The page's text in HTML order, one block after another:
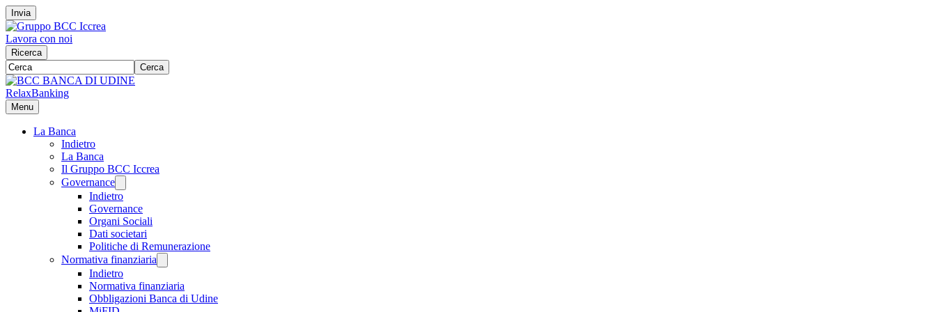
Invia
Lavora con noi
Ricerca
Cerca
RelaxBanking
Menu
La Banca
Indietro
La Banca
Il Gruppo BCC Iccrea
Governance
Indietro
Governance
Organi Sociali
Dati societari
Politiche di Remunerazione
Normativa finanziaria
Indietro
Normativa finanziaria
Obbligazioni Banca di Udine